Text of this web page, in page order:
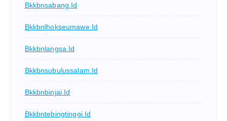
Bkkbnsabang.id
Bkkbnlhokseumawe.id
Bkkbnlangsa.id
Bkkbnsubulussalam.id
Bkkbnbinjai.id
Bkkbntebingtinggi.id